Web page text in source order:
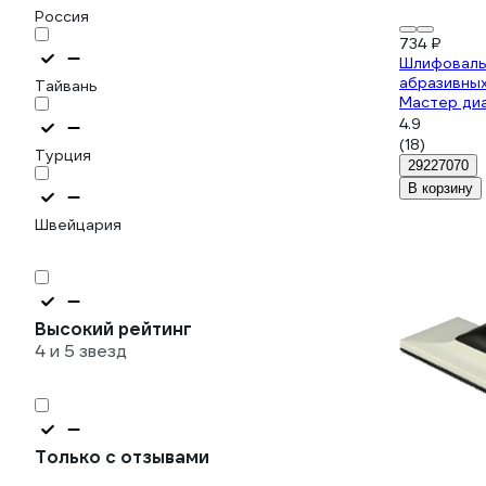
Россия
Тайвань
Турция
Швейцария
Высокий рейтинг
4 и 5 звезд
Только с отзывами
734 ₽
Мастер
РМ-90764
4.9
(18)
29227070
В корзину